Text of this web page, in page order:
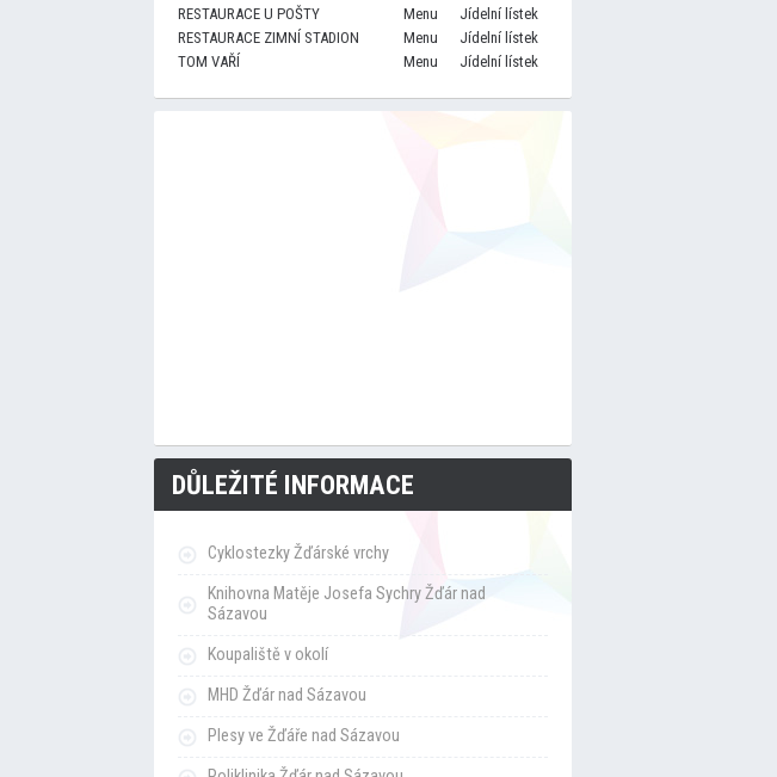
RESTAURACE U POŠTY
Menu
Jídelní lístek
RESTAURACE ZIMNÍ STADION
Menu
Jídelní lístek
TOM VAŘÍ
Menu Jídelní lístek
DŮLEŽITÉ INFORMACE
Cyklostezky Žďárské vrchy
Knihovna Matěje Josefa Sychry Žďár nad
Sázavou
Koupaliště v okolí
MHD Žďár nad Sázavou
Plesy ve Žďáře nad Sázavou